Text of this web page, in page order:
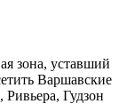
зона, уставший
Варшавские
Гудзон